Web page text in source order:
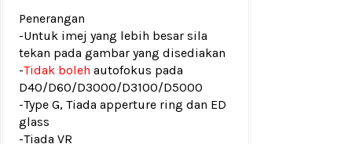
Penerangan
-Untuk imej yang lebih besar sila
tekan pada gambar yang disediakan
-Tidak boleh autofokus pada
D40/D60/D3000/D3100/D5000
-Type G, Tiada apperture ring dan ED
glass
-Tiada VR